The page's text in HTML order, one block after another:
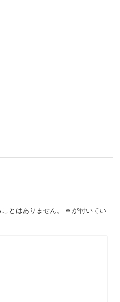
とはありません。 ※ が付いてい